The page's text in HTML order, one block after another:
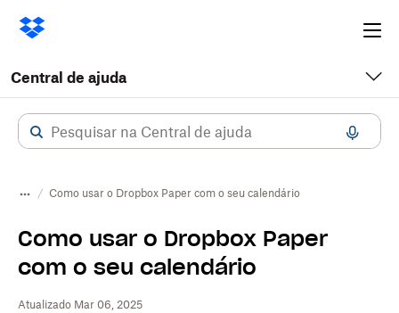
Central de ajuda
Como usar o Dropbox Paper com o seu calendário
Como usar o Dropbox Paper
com o seu calendário
Atualizado Mar 06, 2025